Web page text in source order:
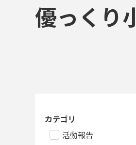
優っくり
カテゴリ
活動報告